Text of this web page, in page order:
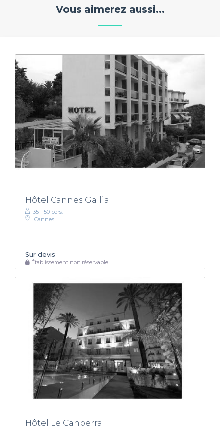
Vous aimerez aussi...
Hôtel Cannes Gallia
35 - 50 pers.
Cannes
Sur devis
Établissement non réservable
Hôtel Le Canberra